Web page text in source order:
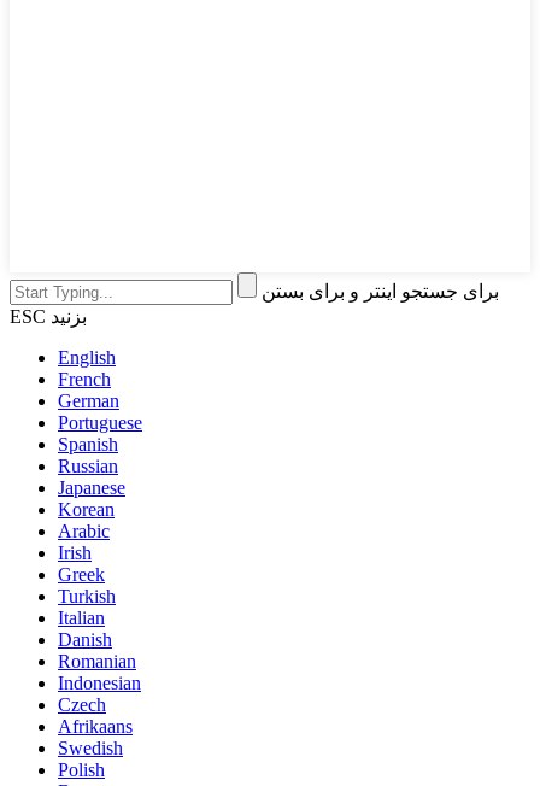
برای جستجو اینتر و برای بستن
ESC بزنید
English
French
German
Portuguese
Spanish
Russian
Japanese
Korean
Arabic
Irish
Greek
Turkish
Italian
Danish
Romanian
Indonesian
Czech
Afrikaans
Swedish
Polish